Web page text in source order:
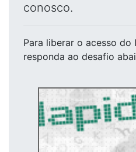
conosco.
Para liberar o acesso do
responda ao desafio